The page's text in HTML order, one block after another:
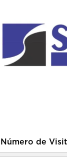
Número de